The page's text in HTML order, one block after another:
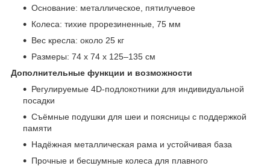
Основание: металлическое, пятилучевое
Колеса: тихие прорезиненные, 75 мм
Вес кресла: около 25 кг
Размеры: 74 x 74 x 125–135 см
Дополнительные функции и возможности
Регулируемые 4D-подлокотники для индивидуальной
посадки
Съёмные подушки для шеи и поясницы с поддержкой
памяти
Надёжная металлическая рама и устойчивая база
Прочные и бесшумные колеса для плавного